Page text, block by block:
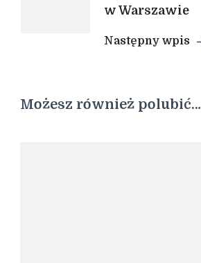
w Warszawie
Następny wpis
Możesz również polubić…